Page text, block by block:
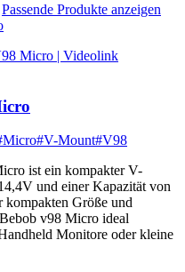
Passende Produkte anzeigen
#V-Mount#V98
ist ein kompakter V-
und einer Kapazität von
Größe und
v98 Micro ideal
Monitore oder kleine